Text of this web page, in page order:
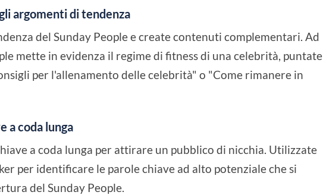
argomenti di tendenza
del Sunday People e create contenuti complementari. Ad
mette in evidenza il regime di fitness di una celebrità, puntate
per l'allenamento delle celebrità" o "Come rimanere in
a coda lunga
a coda lunga per attirare un pubblico di nicchia. Utilizzate
per identificare le parole chiave ad alto potenziale che si
del Sunday People.